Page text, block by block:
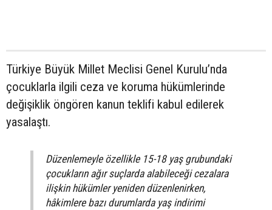
Türkiye Büyük Millet Meclisi Genel Kurulu’nda
çocuklarla ilgili ceza ve koruma hükümlerinde
değişiklik öngören kanun teklifi kabul edilerek
yasalaştı.
Düzenlemeyle özellikle 15-18 yaş grubundaki
çocukların ağır suçlarda alabileceği cezalara
ilişkin hükümler yeniden düzenlenirken,
hâkimlere bazı durumlarda yaş indirimi